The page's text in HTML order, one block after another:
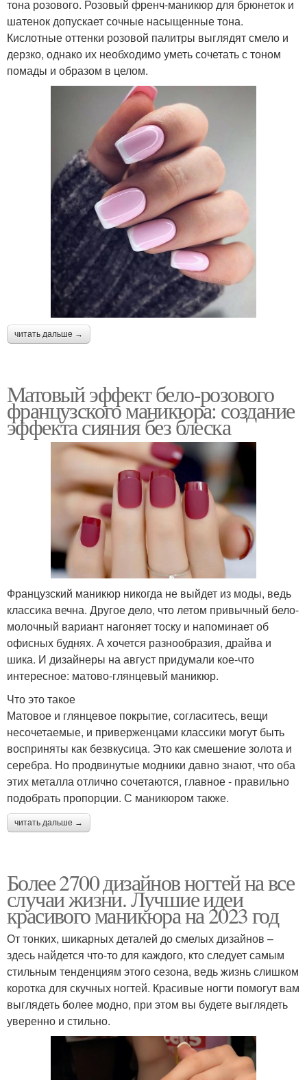
тона розового. Розовый френч-маникюр для брюнеток и
шатенок допускает сочные насыщенные тона.
Кислотные оттенки розовой палитры выглядят смело и
дерзко, однако их необходимо уметь сочетать с тоном
помады и образом в целом.
читать дальше →
Матовый эффект бело-розового
французского маникюра: создание
эффекта сияния без блеска
Французский маникюр никогда не выйдет из моды, ведь
классика вечна. Другое дело, что летом привычный бело-
молочный вариант нагоняет тоску и напоминает об
офисных буднях. А хочется разнообразия, драйва и
шика. И дизайнеры на август придумали кое-что
интересное: матово-глянцевый маникюр.
Что это такое
Матовое и глянцевое покрытие, согласитесь, вещи
несочетаемые, и приверженцами классики могут быть
восприняты как безвкусица. Это как смешение золота и
серебра. Но продвинутые модники давно знают, что оба
этих металла отлично сочетаются, главное - правильно
подобрать пропорции. С маникюром также.
читать дальше →
Более 2700 дизайнов ногтей на все
случаи жизни. Лучшие идеи
красивого маникюра на 2023 год
От тонких, шикарных деталей до смелых дизайнов –
здесь найдется что-то для каждого, кто следует самым
стильным тенденциям этого сезона, ведь жизнь слишком
коротка для скучных ногтей. Красивые ногти помогут вам
выглядеть более модно, при этом вы будете выглядеть
уверенно и стильно.